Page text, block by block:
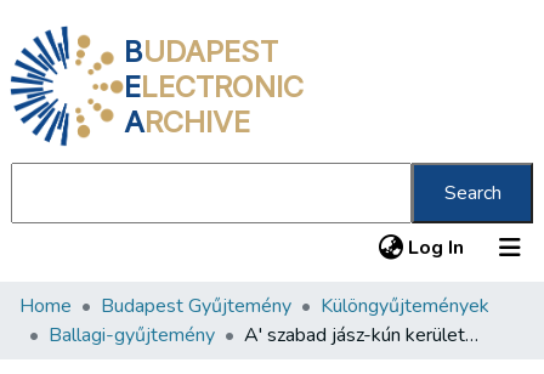
BUDAPEST
ELECTRONIC
ARCHIVE
Search
Log In (current)
Communities & Collections
Home Budapest Gyűjtemény
Különgyűjtemények
Ballagi-gyűjtemény
A' szabad jász-kún kerületek' váltságának első százados öröm-ünnepe ... József' ... főherczegnek ... fél százados ünnepével egyesitve, Jász-Berényben, majus 20. 1845